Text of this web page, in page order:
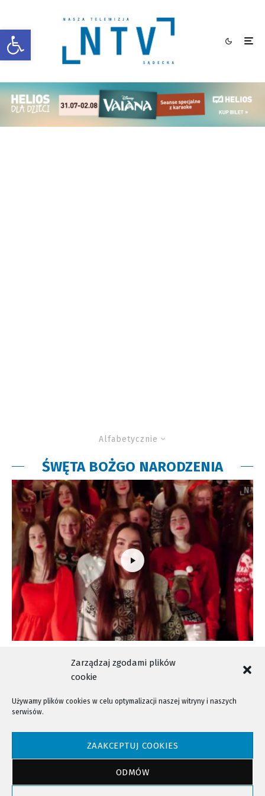
Otwórz pasek narzędzi
Zarządzaj zgodami plików
cookie
Używamy plików cookies w celu optymalizacji naszej witryny i naszych
serwisów.
ZAAKCEPTUJ COOKIES
ODMÓW
Alfabetycznie
ŚWĘTA BOŻGO NARODZENIA
Koncert Kolęd
NTV - Nasza Telewizja Sądecka © 2023 Wszystkie prawa zastrzeżone!